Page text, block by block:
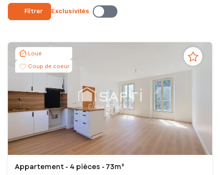
Filtrer Exclusivités
Loué
Coup de coeur
Appartement - 4 pièces - 73m²